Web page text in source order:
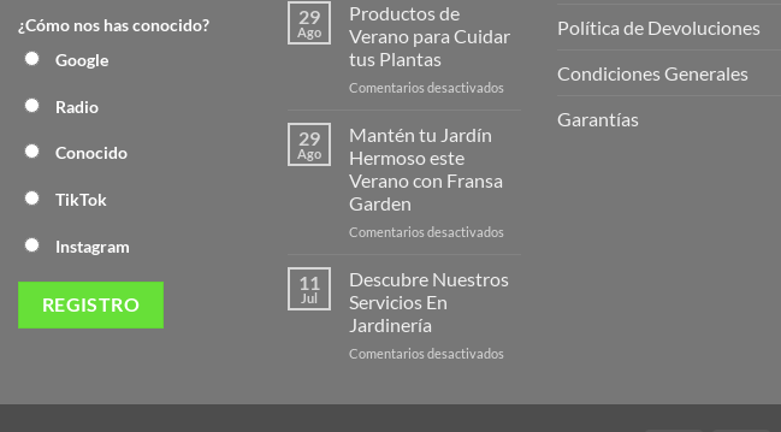
¿Cómo nos has conocido?
Google
Radio
Conocido
TikTok
Instagram
Página
29
Ago
Productos de
Verano para Cuidar
tus Plantas
Comentarios desactivados
29
Ago
Mantén tu Jardín
Hermoso este
Verano con Fransa
Garden
Comentarios desactivados
11
Jul
Descubre Nuestros
Servicios En
Jardinería
Comentarios desactivados
Política de Devoluciones
Condiciones Generales
Garantías